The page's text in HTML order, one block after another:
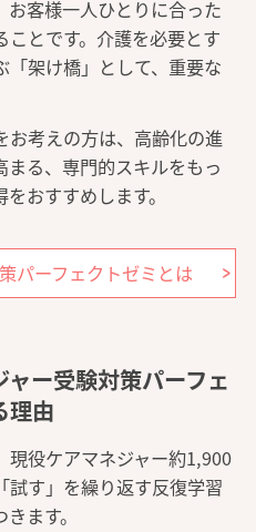
客様一人ひとりに合った
とです。介護を必要とす
「架け橋」として、重要な
お考えの方は、高齢化の進
る、専門的スキルをもっ
おすすめします。
パーフェクトゼミとは
ー受験対策パーフェ
理由
役ケアマネジャー約1,900
試す」を繰り返す反復学習
ます。